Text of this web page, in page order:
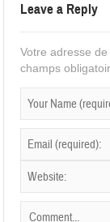
Leave a Reply
Votre adresse
champs